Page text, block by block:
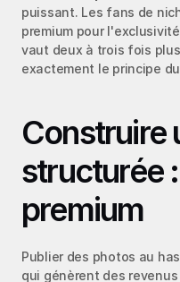
puissant. Les fans de
premium pour
vaut deux à trois fois
exactement le principe du
Construire
structurée
premium
Publier des photos au
qui génèrent des